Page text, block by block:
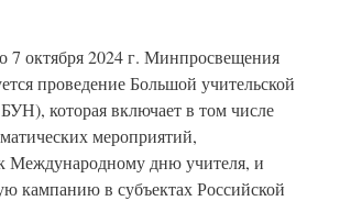
7 октября 2024 г. Минпросвещения
проведение Большой учительской
которая включает в том числе
мероприятий,
Международному дню учителя, и
кампанию в субъектах Российской